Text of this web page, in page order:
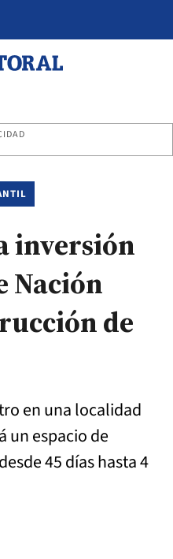
inversión
Nación
de
en una localidad
un espacio de
45 días hasta 4